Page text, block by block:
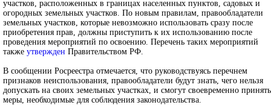
участков, расположенных в границах населенных пунктов, садовых и
огородных земельных участков. По новым правилам, правообладатели
земельных участков, которые невозможно использовать сразу после
приобретения прав, должны приступить к их использованию после
проведения мероприятий по освоению. Перечень таких мероприятий
также утвержден Правительством РФ.
В сообщении Росреестра отмечается, что руководствуясь перечнем
признаков неиспользования, правообладатели будут знать, чего нельзя
допускать на своих земельных участках, и смогут своевременно принять
меры, необходимые для соблюдения законодательства.